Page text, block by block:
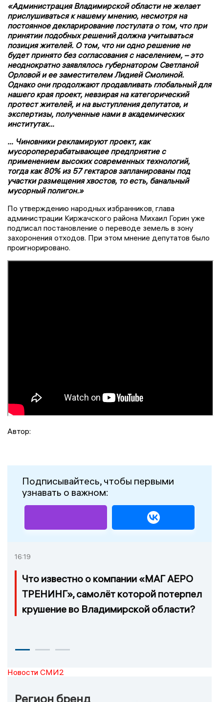
«Администрация Владимирской области не желает
прислушиваться к нашему мнению, несмотря на
постоянное декларирование постулата о том, что при
принятии подобных решений должна учитываться
позиция жителей. О том, что ни одно решение не
будет принято без согласования с населением, – это
неоднократно заявлялось губернатором Светланой
Орловой и ее заместителем Лидией Смолиной.
Однако они продолжают продавливать глобальный для
нашего края проект, невзирая на категорический
протест жителей, и на выступления депутатов, и
экспертизы, полученные нами в академических
институтах…
… Чиновники рекламируют проект, как
мусороперерабатывающее предприятие с
применением высоких современных технологий,
тогда как 80% из 57 гектаров запланированы под
участки размещения хвостов, то есть, банальный
мусорный полигон.»
По утверждению народных избранников, глава
администрации Киржачского района Михаил Горин уже
подписал постановление о переводе земель в зону
захоронения отходов. При этом мнение депутатов было
проигнорировано.
Автор:
Подписывайтесь, чтобы первыми
узнавать о важном:
16:19
Что известно о компании «МАГ АЕРО
ТРЕНИНГ», самолёт которой потерпел
крушение во Владимирской области?
Новости СМИ2
Регион бренд